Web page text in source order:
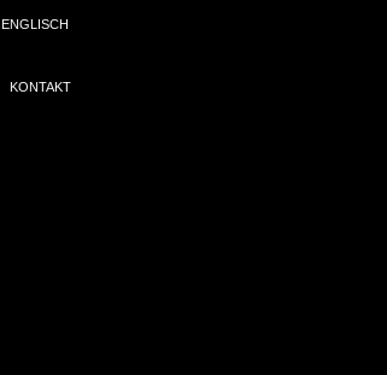
KONTAKT
ENGLISCH